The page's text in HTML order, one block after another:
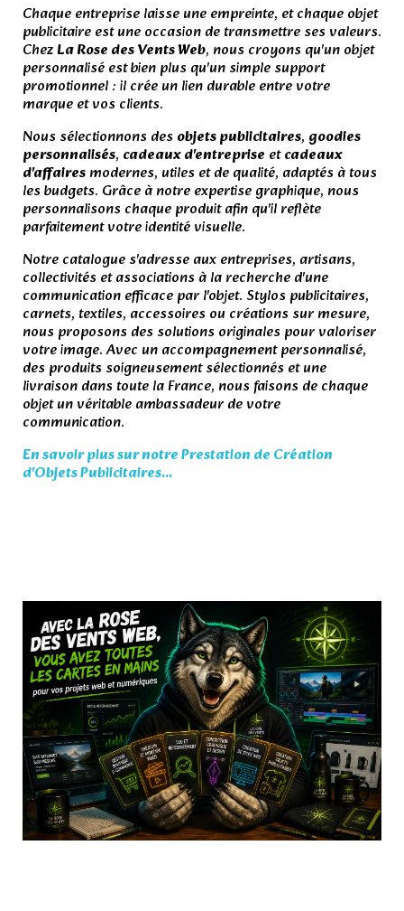
Chaque entreprise laisse une empreinte, et chaque objet
publicitaire est une occasion de transmettre ses valeurs.
ChezLa Rose des Vents Web, nous croyons qu'un objet
personnalisé est bien plus qu'un simple support
promotionnel : il crée un lien durable entre votre
marque et vos clients.
Nous sélectionnons des objets publicitaires, goodies
personnalisés, cadeaux d'entreprise etcadeaux
d'affairesmodernes, utiles et de qualité, adaptés à tous
les budgets. Grâce à notre expertise graphique, nous
personnalisons chaque produit afin qu'il reflète
parfaitement votre identité visuelle.
Notre catalogue s'adresse aux entreprises, artisans,
collectivités et associations à la recherche d'une
communication efficace par l'objet. Stylos publicitaires,
carnets, textiles, accessoires ou créations sur mesure,
nous proposons des solutions originales pour valoriser
votre image. Avec un accompagnement personnalisé,
des produits soigneusement sélectionnés et une
livraison dans toute la France, nous faisons de chaque
objet un véritable ambassadeur de votre
communication.
En savoir plus sur notre Prestation de Création
d'Objets Publicitaires...